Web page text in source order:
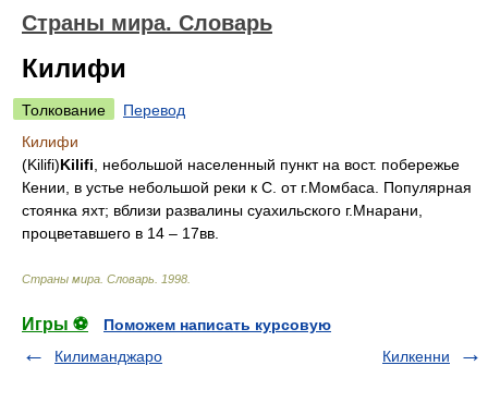
Страны мира. Словарь
Килифи
Толкование
Перевод
Килифи
(Kilifi)Kilifi , небольшой населенный пункт на вост. побережье
Кении, в устье небольшой реки к С. от г.Момбаса. Популярная
стоянка яхт; вблизи развалины суахильского г.Мнарани,
процветавшего в 14 – 17вв.
Страны мира. Словарь 1998
Игры ⚽
Поможем написать курсовую
Килиманджаро
Килкенни